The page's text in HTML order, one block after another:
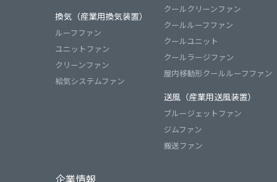
換気（産業用換気装置）
ルーフファン
ユニットファン
クリーンファン
給気システムファン
クールクリーンファン
クールルーフファン
クールユニット
クールラージファン
屋内移動形クールルーフファン
送風（産業用送風装置）
ブルージェットファン
ジムファン
搬送ファン
企業情報